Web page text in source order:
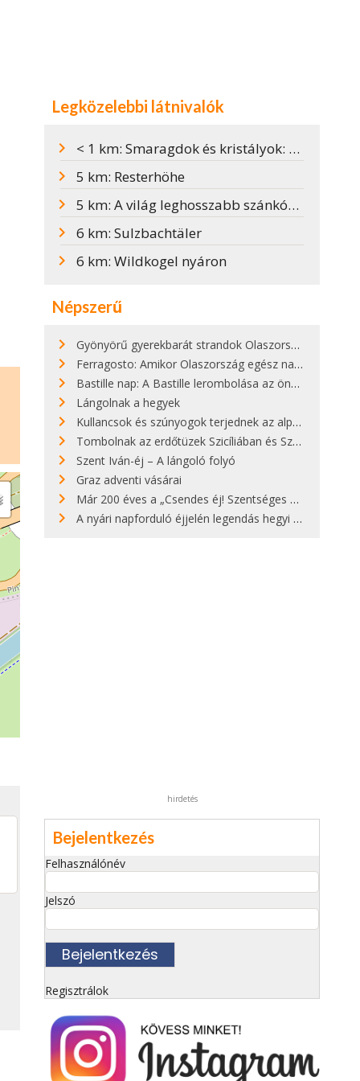
Legközelebbi látnivalók
< 1 km: Smaragdok és kristályok: Museum Bramberg
5 km: Resterhöhe
5 km: A világ leghosszabb szánkópályája Brambergben
6 km: Sulzbachtäler
6 km: Wildkogel nyáron
Népszerű
Gyönyörű gyerekbarát strandok Olaszországban - megmutatjuk a 15 legjobbat
Ferragosto: Amikor Olaszország egész nap nyaral
Bastille nap: A Bastille lerombolása az önkényuralom végét jelentette
Lángolnak a hegyek
Kullancsok és szúnyogok terjednek az alpesi legelőkön
Tombolnak az erdőtüzek Szicíliában és Szardínián
Szent Iván-éj – A lángoló folyó
Graz adventi vásárai
Már 200 éves a „Csendes éj! Szentséges éj!”
A nyári napforduló éjjelén legendás hegyi tüzek világítják meg Zugspitzét
hirdetés
Bejelentkezés
Felhasználónév
Jelszó
Regisztrálok